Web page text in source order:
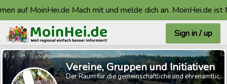
auf MoinHei.de Mach mit und melde dich an. MoinHei.de ist
Sign in / up
Vereine, Gruppen und Initiativen
Der Raum für die gemeinschaftliche und ehrenamtliche Arbeit.